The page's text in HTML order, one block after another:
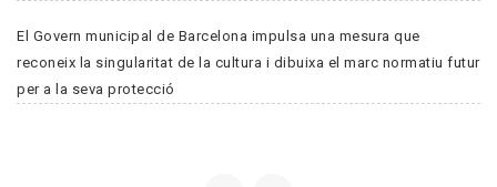
El Govern municipal de Barcelona impulsa una mesura que
reconeix la singularitat de la cultura i dibuixa el marc normatiu futur
per a la seva protecció